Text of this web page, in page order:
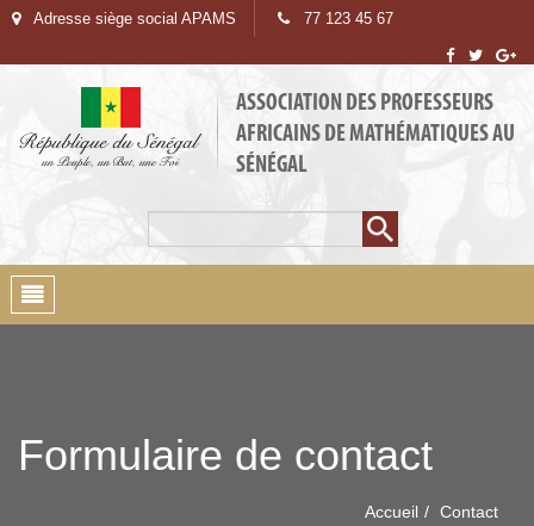
Adresse siège social APAMS 77 123 45 67
ASSOCIATION DES PROFESSEURS
AFRICAINS DE MATHÉMATIQUES AU
SÉNÉGAL
Formulaire de
Toggle
navigation
Formulaire de contact
Accueil Contact